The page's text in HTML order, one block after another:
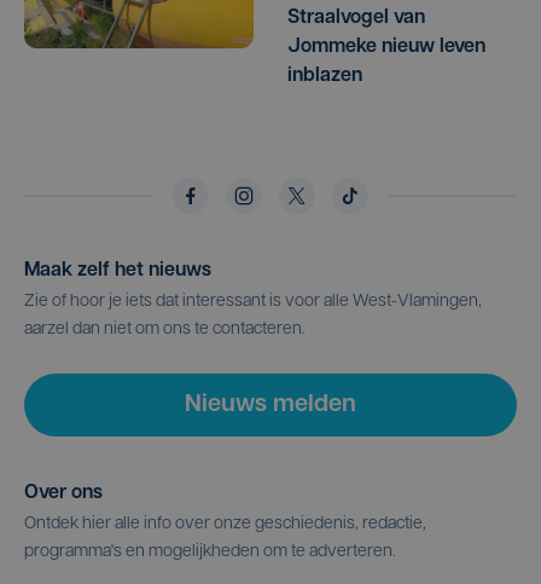
Straalvogel van
Jommeke nieuw leven
inblazen
Maak zelf het nieuws
Zie of hoor je iets dat interessant is voor alle West-Vlamingen,
aarzel dan niet om ons te contacteren.
Nieuws melden
Over ons
Ontdek hier alle info over onze geschiedenis, redactie,
programma's en mogelijkheden om te adverteren.